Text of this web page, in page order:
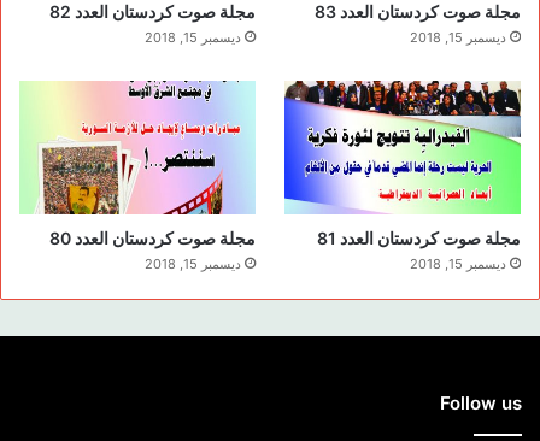
مجلة صوت كردستان العدد 83
ديسمبر 15, 2018
مجلة صوت كردستان العدد 82
ديسمبر 15, 2018
مجلة صوت كردستان العدد 81
ديسمبر 15, 2018
مجلة صوت كردستان العدد 80
ديسمبر 15, 2018
Follow us